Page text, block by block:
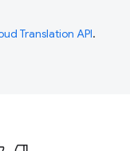
Translation API.